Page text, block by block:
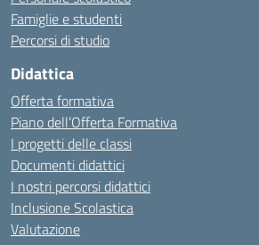
Famiglie e studenti
Percorsi di studio
Didattica
Offerta formativa
Piano dell’Offerta Formativa
I progetti delle classi
Documenti didattici
I nostri percorsi didattici
Inclusione Scolastica
Valutazione